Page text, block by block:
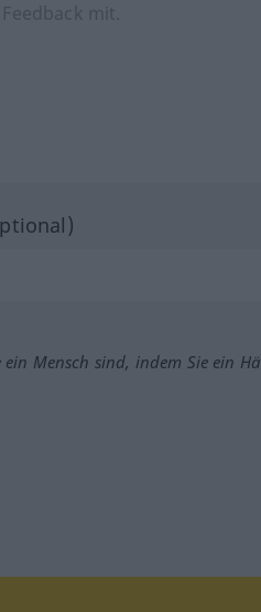
Mensch sind, indem Sie ein